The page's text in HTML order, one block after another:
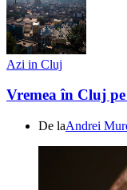
Azi in Cluj
Vremea în Cluj
De laAndrei